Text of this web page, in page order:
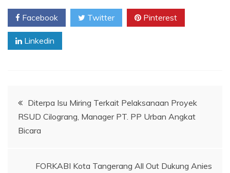
Facebook Twitter Pinterest
Linkedin
Navigasi
pos
Diterpa Isu Miring Terkait Pelaksanaan Proyek
RSUD Cilograng, Manager PT. PP Urban Angkat
Bicara
FORKABI Kota Tangerang All Out Dukung Anies